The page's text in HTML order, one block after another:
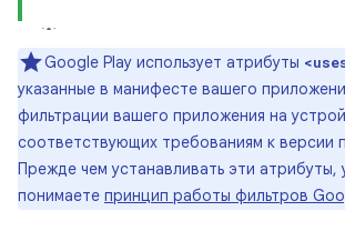
Google Play использует атрибуты
указанные в манифесте вашего
фильтрации вашего приложения на
соответствующих требованиям к версии
Прежде чем устанавливать эти атрибуты,
понимаете принцип работы фильтров